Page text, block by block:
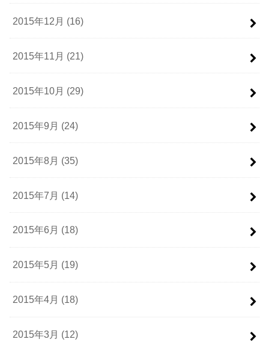
2015年12月 (16)
2015年11月 (21)
2015年10月 (29)
2015年9月 (24)
2015年8月 (35)
2015年7月 (14)
2015年6月 (18)
2015年5月 (19)
2015年4月 (18)
2015年3月 (12)